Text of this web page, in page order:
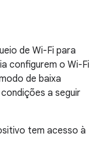
de Wi-Fi para
configurem o Wi-Fi
de baixa
a seguir
tem acesso à